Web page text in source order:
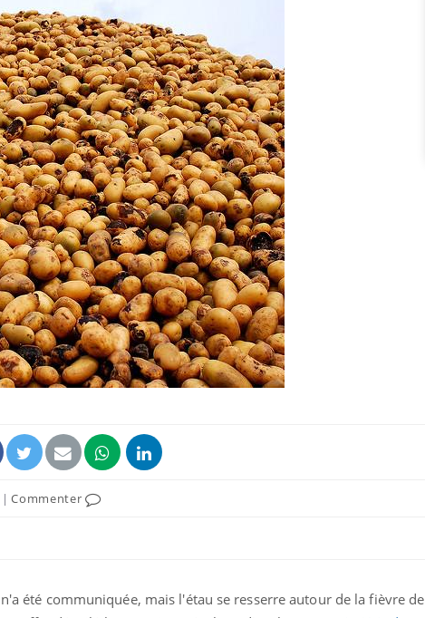
|Commenter
été communiquée, mais l'étau se resserre autour de la fièvre de